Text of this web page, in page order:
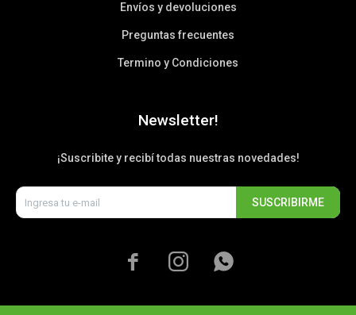
Envíos y devoluciones
Preguntas frecuentes
Termino y Condiciones
Newsletter!
¡Suscribite y recibí todas nuestras novedades!
SUSCRIBIRME
  